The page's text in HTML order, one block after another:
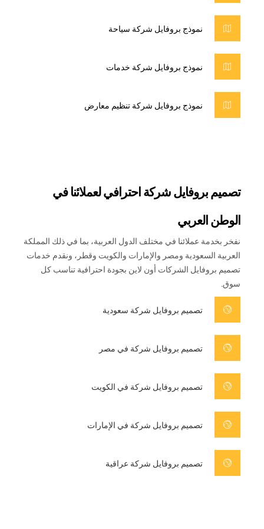
نموذج بروفايل شركة سياحة
نموذج بروفايل شركة خدمات
نموذج بروفايل شركة تنظيم معارض
تصميم بروفايل شركة احترافي لعملائنا في
الوطن العربي
نفخر بخدمة عملائنا في مختلف الدول العربية، بما في ذلك المملكة
العربية السعودية ومصر والإمارات والكويت وقطر، ونقدم خدمات
تصميم بروفايل الشركات أون لاين بجودة احترافية تناسب كل
سوق.
تصميم بروفايل شركة سعودية
تصميم بروفايل شركة في مصر
تصميم بروفايل شركة في الكويت
تصميم بروفايل شركة في الإمارات
تصميم بروفايل شركة عراقية